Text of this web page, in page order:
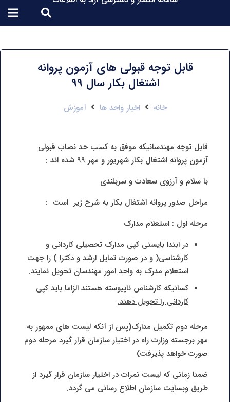
قابل توجه قبولی های آزمون پروانه
اشتغال بکار سال 99
خانه اخبار واحد ها آموزش
قابل توجه مهندسانیکه موفق به کسب حد نصاب قبولی
آزمون پروانه اشتغال بکار شهریور و مهر 99 شده اند :
با سلام و آرزوی سعادت و سربلندی
مراحل صدور پروانه اشتغال بکار به شرح زیر است :
مرحله اول : استعلام مدارک
در ابتدا بایستی کپی مدارک تحصیلی کاردانی و
کارشناسی( و در صورت تمایل ارشد و دکترا ) را جهت
استعلام مدرک به واحد امور مهندسان تحویل نمایند.
کسانیکه کارشناس ناپیوسته هستند الزاما باید کپی
کاردانی را تحویل دهند.
مرحله دوم تکمیل مدارک(پس از آنکه لیست های ممهور به
مهر برجسته وزارت راه در اختیار سازمان قرار گیرد مرحله دوم
صورت خواهد پذیرفت)
ضمنا زمانی که لیست نمرات در اختیار سازمان قرار گیرد از
طریق وبسایت سازمان اطلاع رسانی می گردد.